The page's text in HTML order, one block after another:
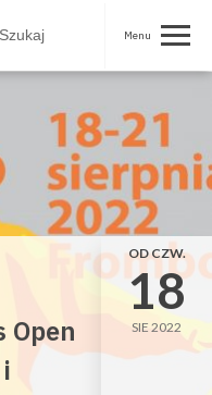
Open
OD CZW.
18
SIE 2022